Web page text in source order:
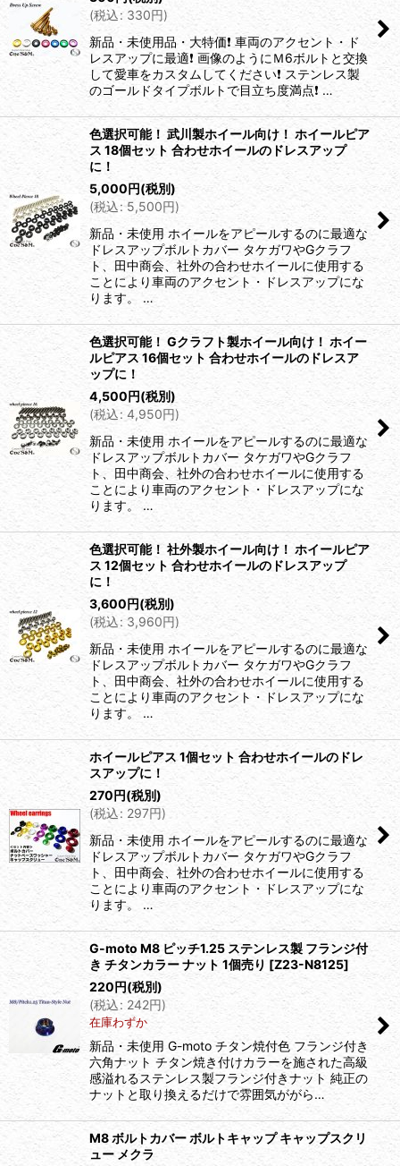
(税込: 330円)
新品・未使用品・大特価❗️ 車両のアクセント・ド
レスアップに最適❗️ 画像のようにＭ6ボルトと交換
して愛車をカスタムしてください❗️ ステンレス製
のゴールドタイプボルトで目立ち度満点❗️ …
色選択可能！ 武川製ホイール向け！ ホイールピア
ス 18個セット 合わせホイールのドレスアップ
に！
5,000円(税別)
(税込: 5,500円)
新品・未使用 ホイールをアピールするのに最適な
ドレスアップボルトカバー タケガワやGクラフ
ト、田中商会、社外の合わせホイールに使用する
ことにより車両のアクセント・ドレスアップにな
ります。 …
色選択可能！ Gクラフト製ホイール向け！ ホイー
ルピアス 16個セット 合わせホイールのドレスア
ップに！
4,500円(税別)
(税込: 4,950円)
新品・未使用 ホイールをアピールするのに最適な
ドレスアップボルトカバー タケガワやGクラフ
ト、田中商会、社外の合わせホイールに使用する
ことにより車両のアクセント・ドレスアップにな
ります。 …
色選択可能！ 社外製ホイール向け！ ホイールピア
ス 12個セット 合わせホイールのドレスアップ
に！
3,600円(税別)
(税込: 3,960円)
新品・未使用 ホイールをアピールするのに最適な
ドレスアップボルトカバー タケガワやGクラフ
ト、田中商会、社外の合わせホイールに使用する
ことにより車両のアクセント・ドレスアップにな
ります。 …
ホイールピアス 1個セット 合わせホイールのドレ
スアップに！
270円(税別)
(税込: 297円)
新品・未使用 ホイールをアピールするのに最適な
ドレスアップボルトカバー タケガワやGクラフ
ト、田中商会、社外の合わせホイールに使用する
ことにより車両のアクセント・ドレスアップにな
ります。 …
G-moto M8 ピッチ1.25 ステンレス製 フランジ付
き チタンカラー ナット 1個売り [Z23-N8125]
220円(税別)
(税込: 242円)
在庫わずか
新品・未使用 G-moto チタン焼付色 フランジ付き
六角ナット チタン焼き付けカラーを施された高級
感溢れるステンレス製フランジ付きナット 純正の
ナットと取り換えるだけで雰囲気ががら…
M8 ボルトカバー ボルトキャップ キャップスクリ
ュー メクラ